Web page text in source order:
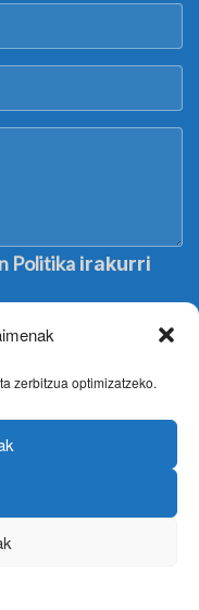
zerbitzua optimizatzeko.
Politika irakurri
policy